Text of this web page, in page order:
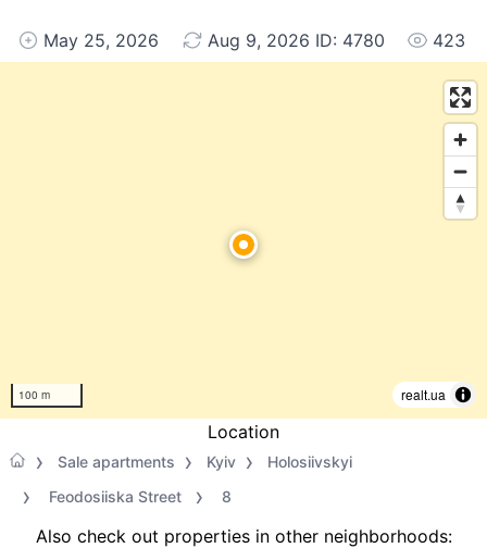
May 25, 2026 Aug 9, 2026 ID: 4780 423
100 m realt.ua
Location
Sale apartments Kyiv
Holosiivskyi
Feodosiiska Street
8
Also check out properties in other neighborhoods: